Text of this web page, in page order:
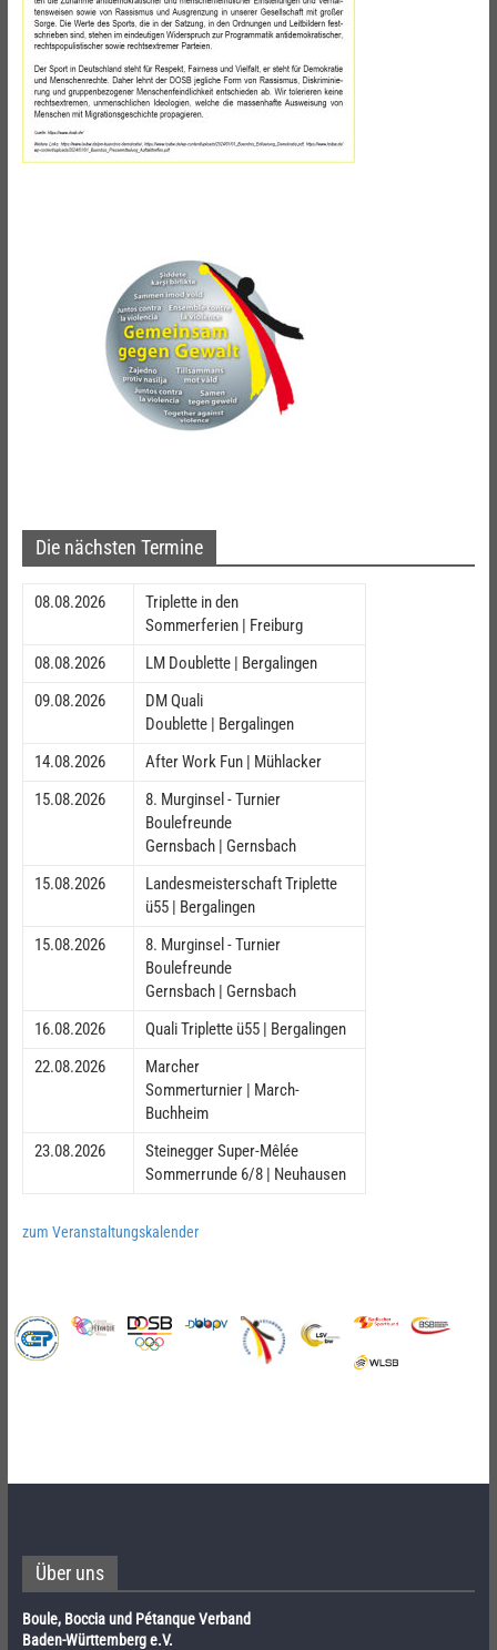
Die nächsten Termine
08.08.2026
Triplette in den
Sommerferien | Freiburg
08.08.2026
LM Doublette | Bergalingen
09.08.2026
DM Quali
Doublette | Bergalingen
14.08.2026
After Work Fun | Mühlacker
15.08.2026
8. Murginsel - Turnier
Boulefreunde
Gernsbach | Gernsbach
15.08.2026
Landesmeisterschaft Triplette
ü55 | Bergalingen
15.08.2026
8. Murginsel - Turnier
Boulefreunde
Gernsbach | Gernsbach
16.08.2026
Quali Triplette ü55 | Bergalingen
22.08.2026
Marcher
Sommerturnier | March-
Buchheim
23.08.2026
Steinegger Super-Mêlée
Sommerrunde 6/8 | Neuhausen
zum Veranstaltungskalender
Über uns
Boule, Boccia und Pétanque Verband
Baden-Württemberg e.V.